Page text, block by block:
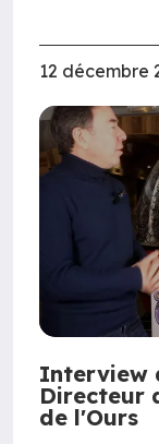
12 décembre
Interview
Directeur
de l'Ours